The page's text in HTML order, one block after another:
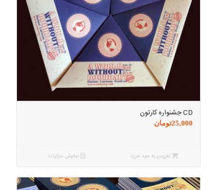
CD جشنواره کارتون
25,000تومان
افزودن به سبد خرید نمایش جزئیات